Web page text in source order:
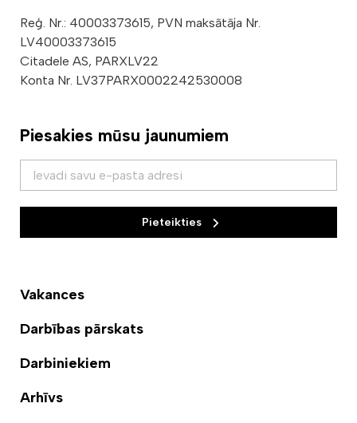
Reģ. Nr.: 40003373615, PVN maksātāja Nr.
LV40003373615
Citadele AS, PARXLV22
Konta Nr. LV37PARX0002242530008
Piesakies mūsu jaunumiem
Pieteikties
Vakances
Darbības pārskats
Darbiniekiem
Arhīvs